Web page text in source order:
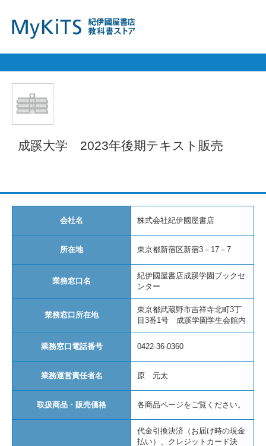
成蹊大学　2023年後期テキスト販売
会社名 株式会社紀伊國屋書店
所在地 東京都新宿区新宿3－17－7
業務窓口名
紀伊國屋書店成蹊学園ブックセ
ンター
業務窓口所在地
東京都武蔵野市吉祥寺北町3丁
目3番1号 成蹊学園学生会館内
業務窓口電話番号 0422-36-0360
業務運営責任者名 原 元太
取扱商品・販売価格 各商品ページをご覧ください。
代金引換決済（お届け時の現金
払い）、クレジットカード決